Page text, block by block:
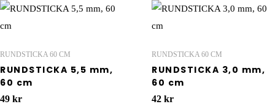
RUNDSTICKA 60 CM
RUNDSTICKA 5,5 mm,
60 cm
49 kr
RUNDSTICKA 60 CM
RUNDSTICKA 3,0 mm,
60 cm
42 kr